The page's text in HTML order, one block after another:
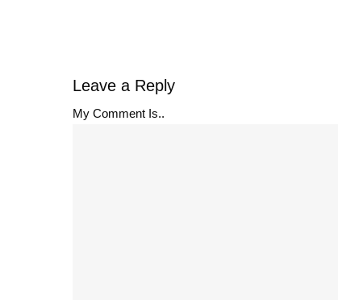
Leave a Reply
My Comment Is..